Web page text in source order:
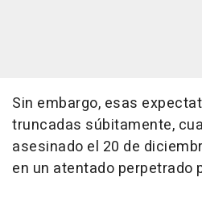
Sin embargo, esas
truncadas súbitamente,
asesinado el 20 de
en un atentado perpetrado